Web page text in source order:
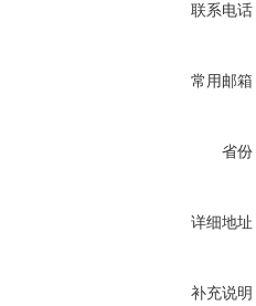
联系电话
常用邮箱
省份
详细地址
补充说明